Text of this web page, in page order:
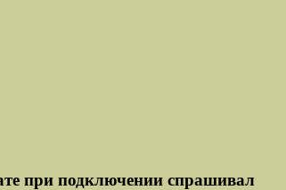
при подключении спрашивал